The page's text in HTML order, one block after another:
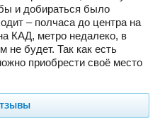
и добираться было
– полчаса до центра на
КАД, метро недалеко, в
будет. Так как есть
приобрести своё место